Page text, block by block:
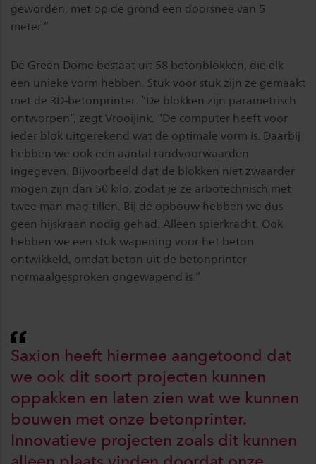
geworden, met op de grond een doorsnee van 5
meter.”
De Green Dome bestaat uit 58 betonblokken, die elk
een unieke vorm hebben. Stuk voor stuk zijn ze gemaakt
met de 3D-betonprinter. “De blokken zijn parametrisch
ontworpen”, zegt Vrooijink. “De computer heeft voor
ieder blok uitgerekend wat de optimale vorm is. Daarbij
hebben we ook een aantal randvoorwaarden
ingegeven. Bijvoorbeeld dat de blokken niet zwaarder
mogen zijn dan 50 kilo, zodat je ze arbotechnisch met
twee man mag tillen. Bij de opbouw hebben we dus
geen hijskraan nodig gehad. Alleen spierkracht. Ook
hebben we een stuk wapening voor het beton
ontwikkeld, omdat beton uit de betonprinter
normaalgesproken ongewapend is.”
Saxion heeft hiermee aangetoond dat
we ook dit soort projecten kunnen
oppakken en laten zien wat we kunnen
bouwen met onze betonprinter.
Innovatieve projecten zoals dit kunnen